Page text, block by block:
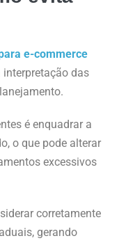
e-commerce
das
é enquadrar a
o que pode alterar
excessivos
corretamente
gerando